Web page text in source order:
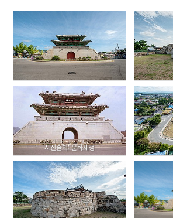
사진출처: 문화재청